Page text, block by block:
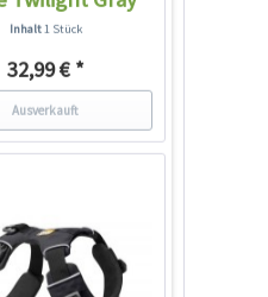
Inhalt1 Stück
32,99 € *
Ausverkauft